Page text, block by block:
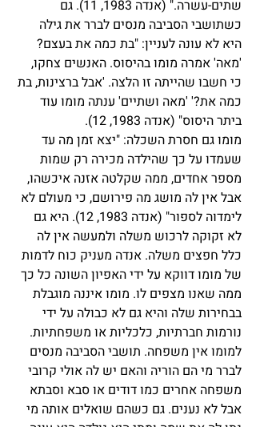
שתים-עשרה." (אנדה 1983, 11). גם
כשתושבי הסביבה מנסים לברר את גילה
היא לא עונה לעניין: "בת כמה את בעצם?
'מאה' אמרה מומו בהיסוס. האנשים צחקו,
כי חשבו שהייתה זו הלצה. 'אבל ברצינות, בת
כמה את?' 'מאה ושתיים' ענתה מומו עוד
ביתר היסוס" (אנדה 1983, 12).
מומו גם חסרת השכלה: "יצא זמן מה עד
שעמדו על כך שהילדה מכירה רק שמות
מספר אחדים, ממה שקלטה אזנה איכשהו,
אבל אין לה מושג מה פירושם, כי מעולם לא
לימדוה לספור" (אנדה 1983, 12). היא גם
לא זקוקה לרכוש משלה ולמעשה אין לה
כלל חפצים משלה. אנדה מעניק כוח לדמות
של מומו דווקא על ידי האפיון השונה כל כך
ממה שאנו מצפים לו. מומו איננה מוגבלת
בבחירות שלה והיא גם לא כבולה על ידי
נורמות חברתיות, כלכליות או משפחתיות.
למומו אין משפחה. תושבי הסביבה מנסים
לברר מי הם הוריה והאם יש לה אולי קרובי
משפחה אחרים כמו דודים או סבא וסבתא
אבל לא נענים. גם כשהם שואלים אותה מי